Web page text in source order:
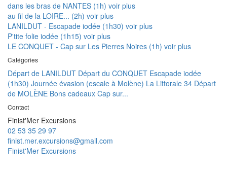
dans les bras de NANTES (1h) voir plus
au fil de la LOIRE... (2h) voir plus
LANILDUT - Escapade iodée (1h30) voir plus
P'tite folie iodée (1h15) voir plus
LE CONQUET - Cap sur Les Pierres Noires (1h) voir plus
Catégories
Départ de LANILDUT Départ du CONQUET Escapade iodée
(1h30) Journée évasion (escale à Molène) La Littorale 34 Départ
de MOLÈNE Bons cadeaux Cap sur...
Contact
Finist'Mer Excursions
02 53 35 29 97
finist.mer.excursions@gmail.com
Finist'Mer Excursions